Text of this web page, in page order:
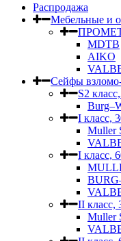
Распродажа
Мебельные и
ПРОМЕТ
MDTB
AIKO
Сейфы
S2
I класс,
Muller
I класс,
II класс,
Muller